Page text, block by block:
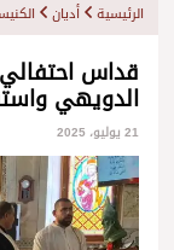
الرئيسية أديان
قداس
الدويهي
21 يوليو، 2025